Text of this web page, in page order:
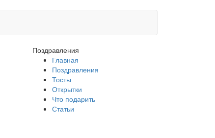
Поздравления
Главная
Поздравления
Тосты
Открытки
Что подарить
Статьи